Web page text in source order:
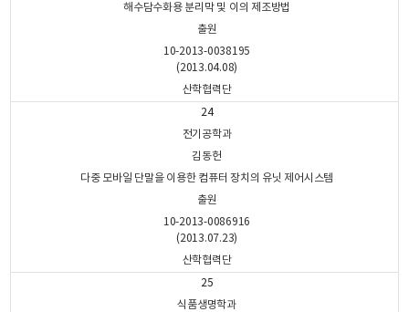
해수담수화용 분리막 및 이의 제조방법
출원
10-2013-0038195
(2013.04.08)
산학협력단
24
전기공학과
김동헌
다중 모바일 단말을 이용한 컴퓨터 장치의 유닛 제어시스템
출원
10-2013-0086916
(2013.07.23)
산학협력단
25
식품생명학과